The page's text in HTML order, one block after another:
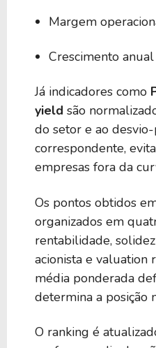
Margem
Crescimento
Já indicadores como
yield são
do setor e ao
correspondente,
empresas fora da
Os pontos obtidos
organizados em
rentabilidade,
acionista e valuation
média ponderada
determina a posição
O ranking é